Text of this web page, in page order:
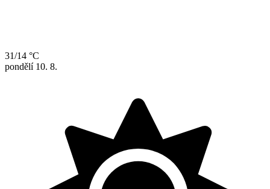
31/14 °C
pondělí 10. 8.